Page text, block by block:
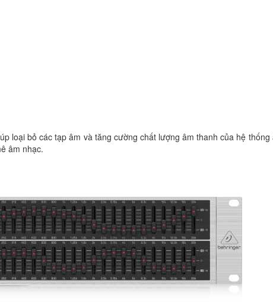
loại bỏ các tạp âm và tăng cường chất lượng âm thanh của hệ thống
âm nhạc.